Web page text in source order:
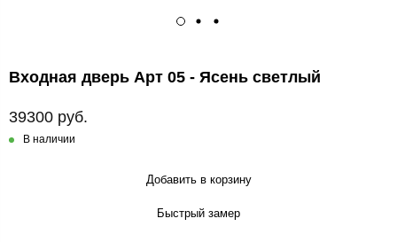
Входная дверь Арт 05 - Ясень светлый
39300 руб.
В наличии
Добавить в корзину
Быстрый замер